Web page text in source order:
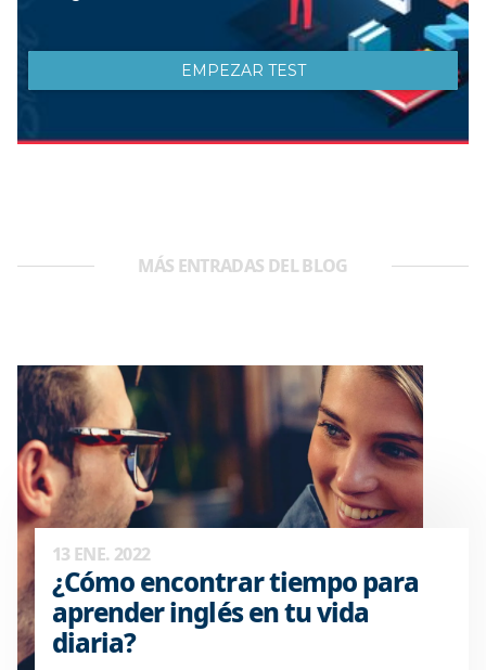
MÁS ENTRADAS DEL BLOG
13 ENE. 2022
¿Cómo encontrar tiempo para
aprender inglés en tu vida
diaria?